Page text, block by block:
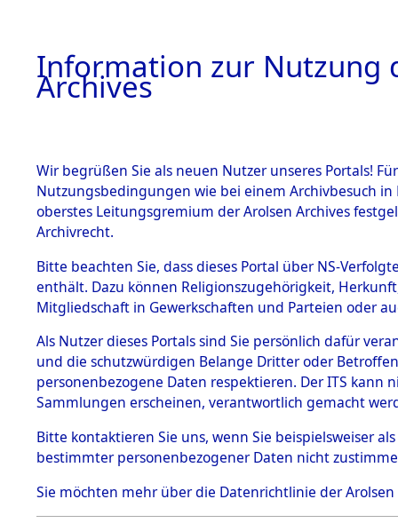
BESTÄNDE
1.
mente
5. Verschiedenes
5.3
Todesmärsche
5.3.1 Alliierte
Erhebungen
zu
Todesmärsch
en
5.3.2
von
Toter aus
Ort ihrer
0002
Information zur Nutzung
Archives
Wir begrüßen Sie als neuen Nutzer unseres Portals!
Nutzungsbedingungen wie bei einem Archivbesuch
oberstes Leitungsgremium der Arolsen Archives
Archivrecht.
Bitte beachten Sie, dass dieses Portal über NS-
enthält. Dazu können Religionszugehörigkeit,
Mitgliedschaft in Gewerkschaften und Parteien oder
Als Nutzer dieses Portals sind Sie persönlich dafür
und die schutzwürdigen Belange Dritter oder
personenbezogene Daten respektieren. Der ITS
Sammlungen erscheinen, verantwortlich gemacht
Bitte kontaktieren Sie uns, wenn Sie beispielsweiser
bestimmter personenbezogener Daten nicht
Sie möchten mehr über die Datenrichtlinie der Arolsen